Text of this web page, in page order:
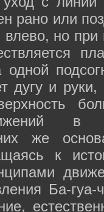
рано или
влево, но
одной
дугу и
в
же
к
Ба-